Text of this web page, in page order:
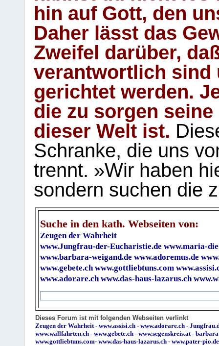
hin auf Gott, den
Daher lässt das
Zweifel darüber,
verantwortlich sind
gerichtet werden.
die zu sorgen
dieser Welt ist.
Schranke, die uns
trennt. »Wir haben
sondern suchen die
Suche in den kath. Webseiten von:
Zeugen der Wahrheit
www.Jungfrau-der-Eucharistie.de www.maria-
www.barbara-weigand.de www.adoremus.de
www.gebete.ch www.gottliebtuns.com
www.adorare.ch www.das-haus-lazarus.ch
Dieses Forum ist mit folgenden Webseiten verlinkt
Zeugen der Wahrheit- www.assisi.ch - www.adorare.ch -
www.wallfahrten.ch - www.gebete.ch - www.segenskreis.at-
www.gottliebtuns.com- www.das-haus-lazarus.ch - www.pater-pio.de